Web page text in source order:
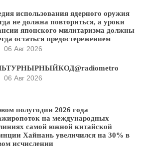
использования ядерного оружия
не должна повториться, а уроки
японского милитаризма должны
остаться предостережением
06 Авг 2026
06 Авг 2026
полугодии 2026 года
на международных
самой южной китайской
Хайнань увеличился на 30% в
исчислении